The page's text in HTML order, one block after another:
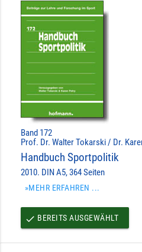
Band 172
Prof. Dr. Walter Tokarski / Dr.
Handbuch Sportpolitik
2010. DIN A5, 364 Seiten
»MEHR ERFAHREN ...
done BEREITS AUSGEWÄHLT